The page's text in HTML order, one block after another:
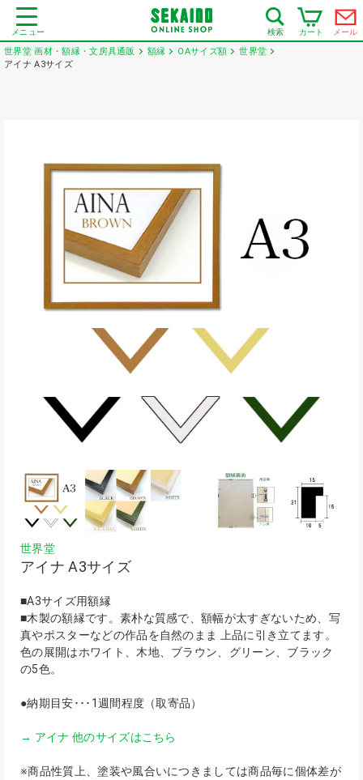
メニュー 検索 カート メール
世界堂 画材・額縁・文房具通販 額縁 OAサイズ額
世界堂
アイナ A3サイズ
世界堂
アイナ A3サイズ
■A3サイズ用額縁
■木製の額縁です。素朴な質感で、額幅が太すぎないため、写
真やポスターなどの作品を自然のまま 上品に引き立てます。
色の展開はホワイト、木地、ブラウン、グリーン、ブラック
の5色。
●納期目安･･･1週間程度（取寄品）
→ アイナ 他のサイズはこちら
※商品性質上、塗装や風合いにつきましては商品毎に個体差が